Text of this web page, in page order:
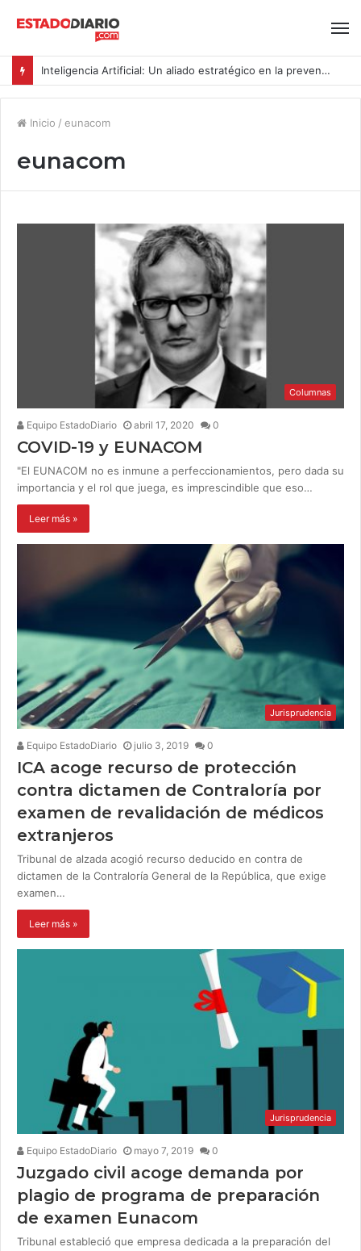
Inteligencia Artificial: Un aliado estratégico en la prevención del acoso y la violencia laboral bajo la Ley Karin
Inicio / eunacom
eunacom
Columnas
Equipo EstadoDiario abril 17, 2020 0
COVID-19 y EUNACOM
"El EUNACOM no es inmune a perfeccionamientos, pero dada su
importancia y el rol que juega, es imprescindible que eso…
Leer más »
Jurisprudencia
Equipo EstadoDiario julio 3, 2019 0
ICA acoge recurso de protección
contra dictamen de Contraloría por
examen de revalidación de médicos
extranjeros
Tribunal de alzada acogió recurso deducido en contra de
dictamen de la Contraloría General de la República, que exige
examen…
Leer más »
Jurisprudencia
Equipo EstadoDiario mayo 7, 2019 0
Juzgado civil acoge demanda por
plagio de programa de preparación
de examen Eunacom
Tribunal estableció que empresa dedicada a la preparación del